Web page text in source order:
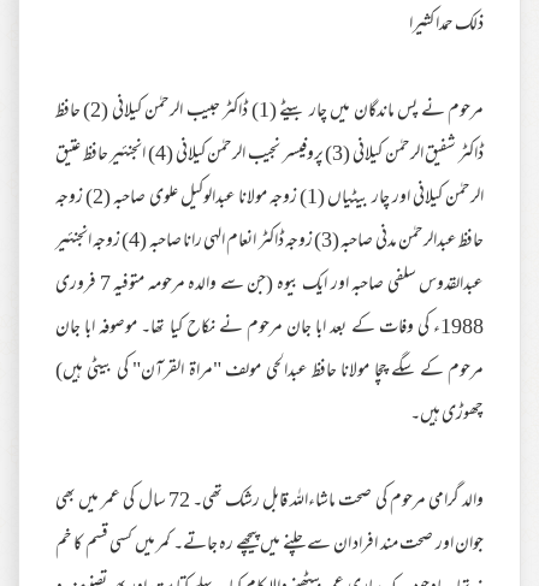
ذلك حمدا كثيرا
مرحوم نے پس ماندگان میں چار بیٹے (1) ڈاکٹر حبیب الرحمٰن کیلانی (2) حافظ
ڈاکٹر شفیق الرحمٰن کیلانی (3) پروفیسر نجیب الرحمٰن کیلانی (4) انجنئیر حافظ عتیق
الرحمٰن کیلانی اور چار بیٹیاں (1) زوجہ مولانا عبدالوکیل علوی صاحبہ (2) زوجہ
حافظ عبدالرحمٰن مدنی صاحبہ (3) زوجہ ڈاکٹر انعام الہی رانا صاحبہ (4) زوجہ انجنئیر
عبدالقدوس سلفی صاحبہ اور ایک بیوہ (جن سے والدہ مرحومہ متوفیہ 7 فروری
1988ء کی وفات کے بعد ابا جان مرحوم نے نکاح کیا تھا۔ موصوفہ ابا جان
مرحوم کے سگے چچا مولانا حافظ عبدالحی مولف "مراة القرآن" کی بیٹی ہیں)
چھوڑی ہیں۔
والد گرامی مرحوم کی صحت ماشاءاللہ قابل رشک تھی۔ 72 سال کی عمر میں بھی
جوان اور صحت مند افراد ان سے چلنے میں پیچھے رہ جاتے۔ کمر میں کسی قسم کا خم